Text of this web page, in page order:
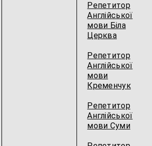
Репетитор
Англійської
мови Біла
Церква
Репетитор
Англійської
мови
Кременчук
Репетитор
Англійської
мови Суми